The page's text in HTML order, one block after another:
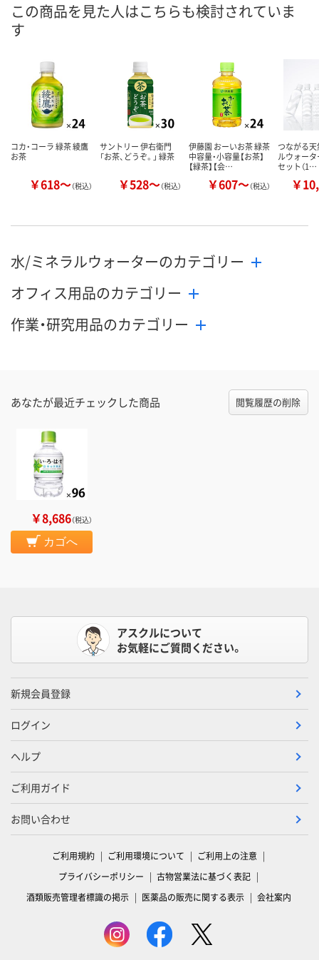
カゴへ
この商品を見た人はこちらも検討されていま
す
コカ・コーラ 緑茶 綾鷹
お茶
￥618～（税込）
サントリー 伊右衛門
「お茶、どうぞ。」 緑茶
￥528～（税込）
伊藤園 おーいお茶 緑茶
中容量・小容量【お茶】
【緑茶】【会…
￥607～（税込）
つながる
ルウォー
セット（1…
￥
水/ミネラルウォーターのカテゴリー
オフィス用品のカテゴリー
作業・研究用品のカテゴリー
あなたが最近チェックした商品 閲覧履歴の削除
￥8,686（税込）
カゴへ
アスクルについて
お気軽にご質問ください。
新規会員登録
ログイン
ヘルプ
ご利用ガイド
お問い合わせ
ご利用規約 ご利用環境について
ご利用上の注意
プライバシーポリシー
古物営業法に基づく表記
酒類販売管理者標識の掲示
医薬品の販売に関する表示 会社案内